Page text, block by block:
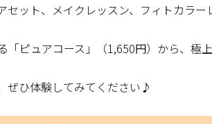
セット、メイクレッスン、フィトカラ
「ピュアコース」（1,650円）から、極
ぜひ体験してみてください♪